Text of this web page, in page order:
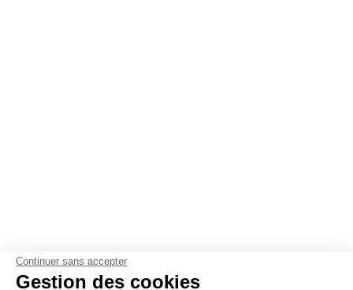
Continuer sans accepter
Gestion des cookies